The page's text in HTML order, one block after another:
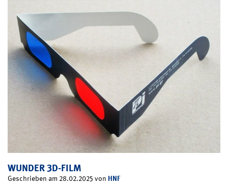
WUNDER 3D-FILM
Geschrieben am 28.02.2025 von HNF